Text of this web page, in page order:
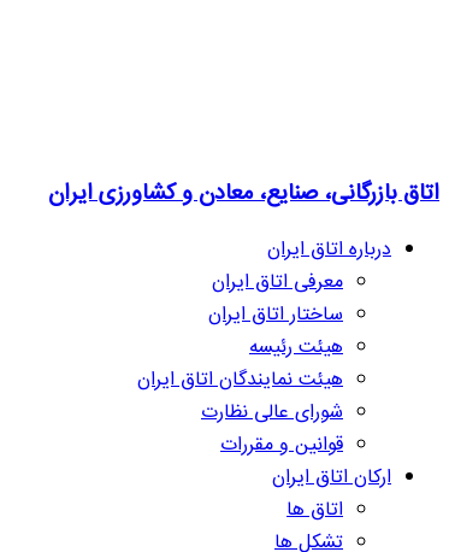
اتاق بازرگانی، صنایع، معادن و کشاورزی ایران
درباره اتاق ایران
معرفی اتاق ایران
ساختار اتاق ایران
هیئت رئیسه
هیئت نمایندگان اتاق ایران
شورای عالی نظارت
قوانین و مقررات
ارکان اتاق ایران
اتاق ها
تشکل ها